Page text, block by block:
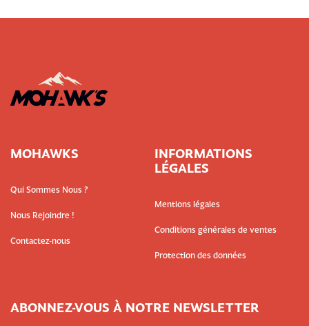
MOHAWKS
Qui Sommes Nous ?
Nous Rejoindre !
Contactez-nous
INFORMATIONS
LÉGALES
Mentions légales
Conditions générales de ventes
Protection des données
ABONNEZ-VOUS À NOTRE NEWSLETTER